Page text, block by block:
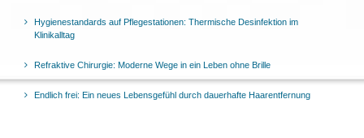
Hygienestandards auf Pflegestationen: Thermische Desinfektion im
Klinikalltag
Refraktive Chirurgie: Moderne Wege in ein Leben ohne Brille
Endlich frei: Ein neues Lebensgefühl durch dauerhafte Haarentfernung